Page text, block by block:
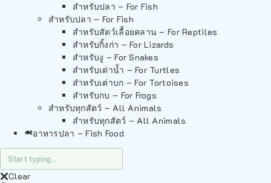
สำหรับปลา – For Fish
สำหรับปลา – For Fish
สำหรับสัตว์เลื้อยคลาน – For Reptiles
สำหรับกิ้งก่า – For Lizards
สำหรับงู – For Snakes
สำหรับเต่าน้ำ – For Turtles
สำหรับเต่าบก – For Tortoises
สำหรับกบ – For Frogs
สำหรับทุกสัตว์ – All Animals
สำหรับทุกสัตว์ – All Animals
อาหารปลา – Fish Food
Clear